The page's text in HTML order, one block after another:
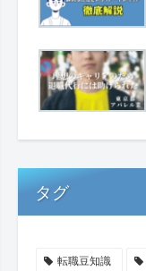
タグ
転職豆知識